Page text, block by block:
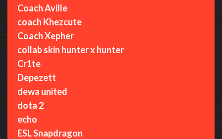
Coach Aville
coach Khezcute
Coach Xepher
collab skin hunter x hunter
Cr1te
Depezett
dewa united
dota 2
echo
ESL Snapdragon